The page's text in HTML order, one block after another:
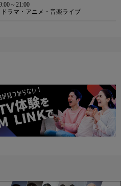
～21:00
ラマ・アニメ・音楽ライブ